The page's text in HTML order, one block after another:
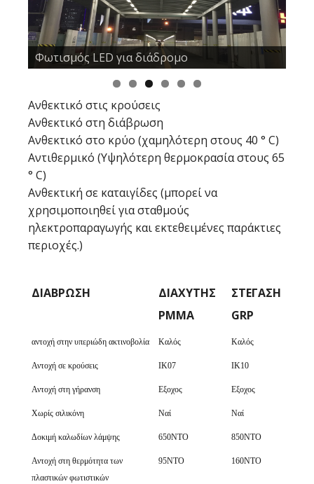
Φωτισμός LED για διάδρομο
Ανθεκτικό στις κρούσεις
Ανθεκτικό στη διάβρωση
Ανθεκτικό στο κρύο (χαμηλότερη στους 40 ° C)
Αντιθερμικό (Υψηλότερη θερμοκρασία στους 65
° C)
Ανθεκτική σε καταιγίδες (μπορεί να
χρησιμοποιηθεί για σταθμούς
ηλεκτροπαραγωγής και εκτεθειμένες παράκτιες
περιοχές.)
ΔΙΆΒΡΩΣΗ
ΔΙΑΧΎΤΗΣ
PMMA
ΣΤΈΓΑΣΗ
GRP
ΔΙΆΒΡΩΣΗ
ΔΙΑΧΎΤΗΣ
PMMA
ΣΤΈΓΑΣΗ
GRP
αντοχή στην υπεριώδη ακτινοβολία Καλός Καλός
Αντοχή σε κρούσεις IK07 ΙΚ10
Αντοχή στη γήρανση Εξοχος Εξοχος
Χωρίς σιλικόνη Ναί Ναί
Δοκιμή καλωδίων λάμψης 650ΝΤΟ 850ΝΤΟ
Αντοχή στη θερμότητα των
πλαστικών φωτιστικών
95ΝΤΟ 160ΝΤΟ